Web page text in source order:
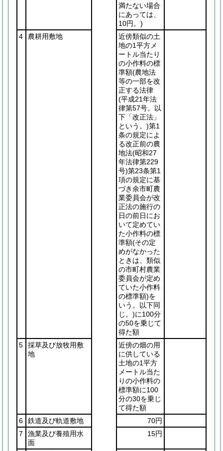
満たない場合
にあっては、
10円。)
4
農耕用敷地
近傍類似の土
地の1平方メ
ートル当たり
の小作料の標
準額(農地法
等の一部を改
正する法律
(平成21年法
律第57号。以
下「改正法」
という。)第1
条の規定によ
る改正前の農
地法(昭和27
年法律第229
号)第23条第1
項の規定に基
づき余市町農
業委員会が改
正法の施行の
日の前日にお
いて定めてい
た小作料の標
準額(その定
めがなかった
ときは、類似
の市町村農業
委員会が定め
ていた小作料
の標準額)を
いう。以下同
じ。)に100分
の50を乗じて
得た額
5
採草及び放牧用敷
地
近傍の畑の用
に供している
土地の1平方
メートル当た
りの小作料の
標準額に100
分の30を乗じ
て得た額
6
鉄道及び軌道敷地
70円
7
漁業及び養殖用水
面
15円